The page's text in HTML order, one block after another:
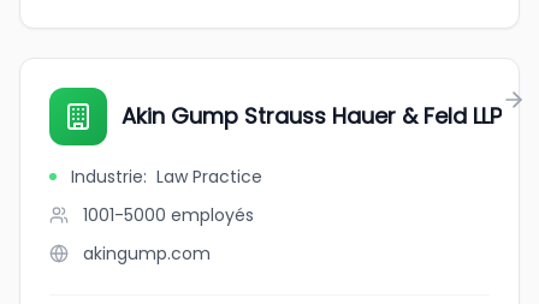
Akin Gump Strauss Hauer & Feld LLP
Industrie: Law Practice
1001-5000 employés
akingump.com